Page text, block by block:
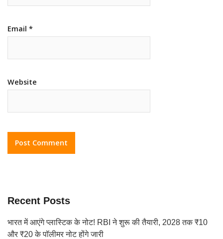
Email *
Website
Recent Posts
भारत में आएंगे प्लास्टिक के नोट! RBI ने शुरू की तैयारी, 2028 तक ₹10
और ₹20 के पॉलीमर नोट होंगे जारी